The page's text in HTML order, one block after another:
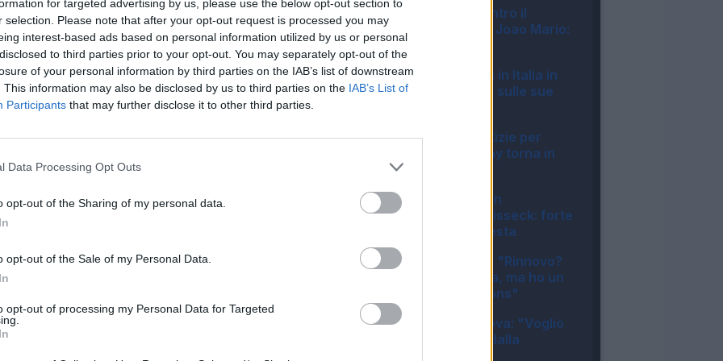
for targeted advertising by us, please use the below opt-out section to
selection. Please note that after your opt-out request is processed you may
interest-based ads based on personal information utilized by us or personal
to third parties prior to your opt-out. You may separately opt-out of the
of your personal information by third parties on the IAB’s list of downstream
This information may also be disclosed by us to third parties on the IAB’s List of
Participants that may further disclose it to other third parties.
Data Processing Opt Outs
opt-out of the Sharing of my personal data.
opt-out of the Sale of my Personal Data.
opt-out of processing my Personal Data for Targeted
Partite a voto
Media Voto
-
Fiorentina, 1-1 contro il
Deportivo: ottimo Joao Mario:
il tabellino
22:57
Milan, Gila rientra in Italia in
anticipo: le ultime sulle sue
Napoli, buone notizie per
Allegri: McTominay torna in
gruppo
Inter, duro colpo in
amichevole per Bisseck: forte
contusione alla testa
12:15
Inter, Mkhitaryan: "Rinnovo?
Nessuna garanzia, ma ho un
sogno in Champions"
11:33
Juventus, Zhegrova: "Voglio
restare, frenato dalla